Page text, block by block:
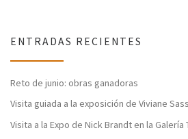
ENTRADAS RECIENTES
Reto de junio: obras ganadoras
Visita guiada a la exposición de Viviane
Visita a la Expo de Nick Brandt en la Galería